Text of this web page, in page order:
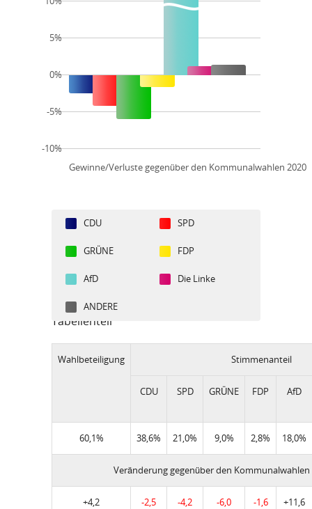
Gewinne/Verluste gegenüber den Kommunalwahlen 2020
5%
0%
-5%
-10%
CDU SPD
GRÜNE FDP
AfD Die Linke
ANDERE
Tabellenteil
Wahlbeteiligung Stimmenanteil
CDU SPD GRÜNE FDP AfD
60,1% 38,6% 21,0% 9,0% 2,8% 18,0%
Veränderung gegenüber den Kommunalwahlen
+4,2 -2,5 -4,2 -6,0 -1,6 +11,6